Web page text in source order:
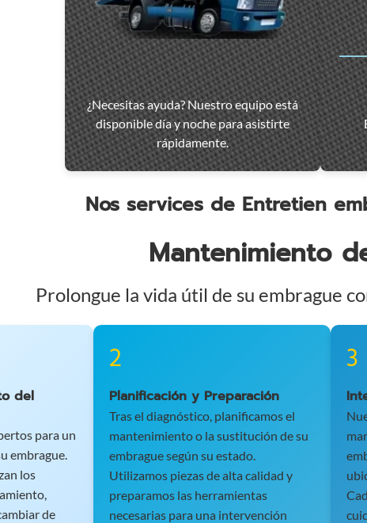
Asistencia
y
remolque
de
coches
en
-
motos
y
vehículos
utilitarios.
rápida
región
¿Necesitas ayuda? Nuestro equipo está
disponible día y noche para asistirte
rápidamente.
Nos services de Entretien
Mantenimiento
Prolongue la vida útil de su embrague
del
para un
embrague.
los
de
2
Planificación y Preparación
Tras el diagnóstico, planificamos el
mantenimiento o la sustitución de su
embrague según su estado.
Utilizamos piezas de alta calidad y
preparamos las herramientas
necesarias para una intervención
3